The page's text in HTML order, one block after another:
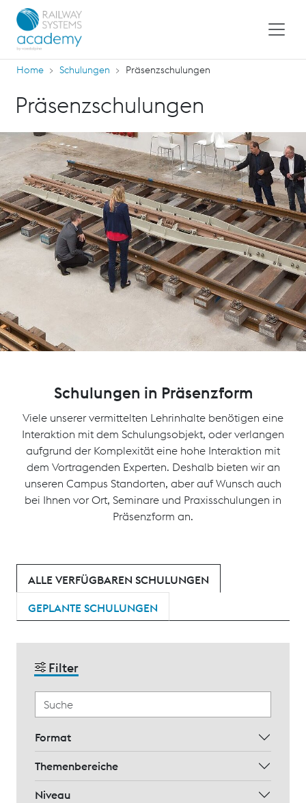
Home Schulungen Präsenzschulungen
Präsenzschulungen
Schulungen in Präsenzform
Viele unserer vermittelten Lehrinhalte benötigen eine
Interaktion mit dem Schulungsobjekt, oder verlangen
aufgrund der Komplexität eine hohe Interaktion mit
dem Vortragenden Experten. Deshalb bieten wir an
unseren Campus Standorten, aber auf Wunsch auch
bei Ihnen vor Ort, Seminare und Praxisschulungen in
Präsenzform an.
ALLE VERFÜGBAREN SCHULUNGEN
GEPLANTE SCHULUNGEN
Filter
Format
Themenbereiche
Niveau